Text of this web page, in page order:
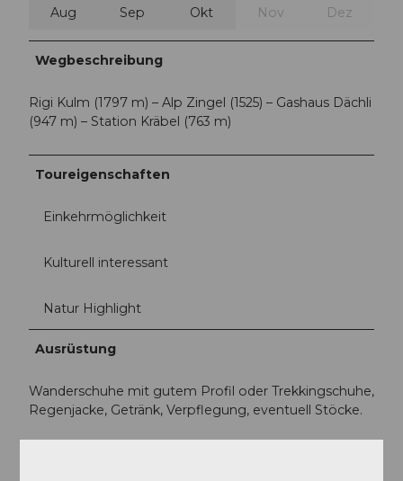
Aug Sep Okt Nov Dez
Wegbeschreibung
Rigi Kulm (1797 m) – Alp Zingel (1525) – Gashaus Dächli
(947 m) – Station Kräbel (763 m)
Toureigenschaften
Einkehrmöglichkeit
Kulturell interessant
Natur Highlight
Ausrüstung
Wanderschuhe mit gutem Profil oder Trekkingschuhe,
Regenjacke, Getränk, Verpflegung, eventuell Stöcke.